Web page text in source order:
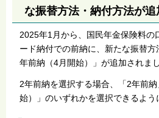
な振替方法・納付方法が追
2025年1月から、国民年金保険料の
ード納付での前納に、新たな振替
年前納（4月開始）」が追加されまし
2年前納を選択する場合、「2年前
始）」のいずれかを選択できるよう